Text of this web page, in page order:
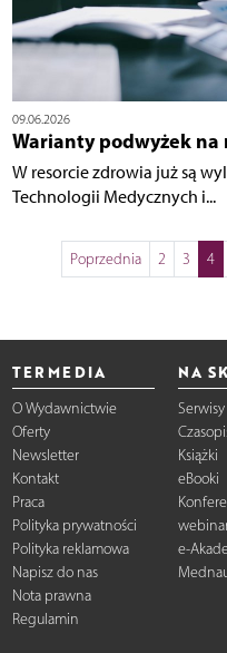
09.06.2026
Warianty podwyżek
W resorcie zdrowia już są
Technologii Medycznych i...
Poprzednia 2 3 4
TERMEDIA
O Wydawnictwie
Oferty
Newsletter
Kontakt
Praca
Polityka prywatności
Polityka reklamowa
Napisz do nas
Nota prawna
Regulamin
NA
Serwisy
Książki
eBooki
e-